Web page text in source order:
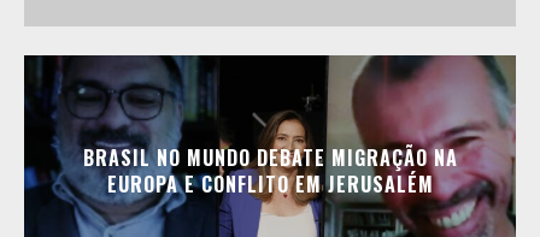
BRASIL NO MUNDO DEBATE MIGRAÇÃO NA
EUROPA E CONFLITO EM JERUSALÉM